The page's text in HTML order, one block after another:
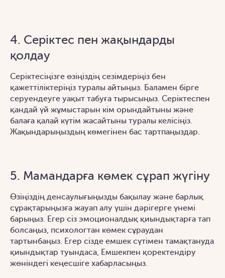
4. Серіктес пен жақындарды
қолдау
Серіктесіңізге өзіңіздің сезімдеріңіз бен
қажеттіліктеріңіз туралы айтыңыз. Баламен бірге
серуендеуге уақыт табуға тырысыңыз. Серіктеспен
қандай үй жұмыстарын кім орындайтыны және
балаға қалай күтім жасайтыны туралы келісіңіз.
Жақындарыңыздың көмегінен бас тартпаңыздар.
5. Мамандарға көмек сұрап жүгіну
Өзіңіздің денсаулығыңызды бақылау және барлық
сұрақтарыңызға жауап алу үшін дәрігерге үнемі
барыңыз. Егер сіз эмоционалдық қиындықтарға тап
болсаңыз, психологтан көмек сұраудан
тартынбаңыз. Егер сізде емшек сүтімен тамақтануда
қиындықтар туындаса, Емшекпен қоректендіру
жөніндегі кеңесшіге хабарласыңыз.